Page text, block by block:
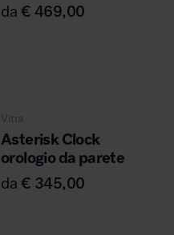
da€ 469,00
Vitra
Asterisk Clock
orologio da parete
da€ 345,00